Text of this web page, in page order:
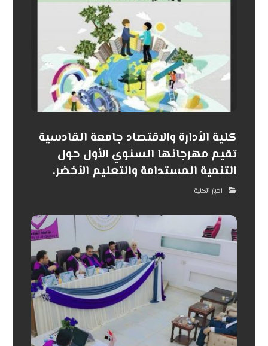
كلية الأدارة والاقتصاد جامعة القادسية
تقيم مهرجانها السنوي الأول حول
التنمية المستدامة والتعليم الأخضر.
اخبار الكلية